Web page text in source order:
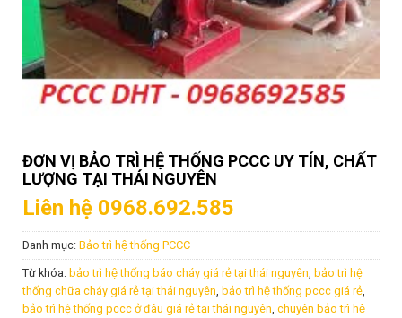
ĐƠN VỊ BẢO TRÌ HỆ THỐNG PCCC UY TÍN, CHẤT
LƯỢNG TẠI THÁI NGUYÊN
Liên hệ 0968.692.585
Danh mục: Bảo trì hệ thống PCCC
Từ khóa: bảo trì hệ thống báo cháy giá rẻ tại thái nguyên bảo trì hệ
thống chữa cháy giá rẻ tại thái nguyên bảo trì hệ thống pccc giá rẻ
bảo trì hệ thống pccc ở đâu giá rẻ tại thái nguyên chuyên bảo trì hệ